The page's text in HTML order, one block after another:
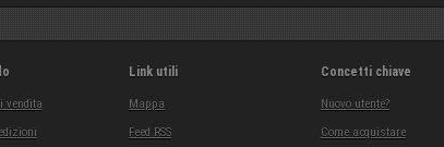
vendita
Link utili
Mappa
Feed RSS
Concetti chiave
Nuovo utente?
Come acquistare